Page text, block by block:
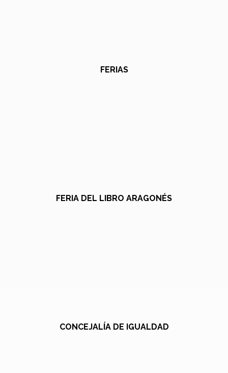
FERIAS
FERIA DEL LIBRO ARAGONÉS
CONCEJALÍA DE IGUALDAD